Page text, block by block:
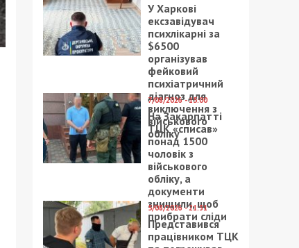
У Харкові
ексзавідувач
психлікарні за
$6500
організував
фейковий
психіатричний
діагноз для
виключення з
військового
обліку
7/08/2026 - 15:00
На Закарпатті
ТЦК «списав»
понад 1500
чоловік з
військового
обліку, а
документи
знищили, щоб
прибрати сліди
5/08/2026 - 21:31
Представився
працівником ТЦК